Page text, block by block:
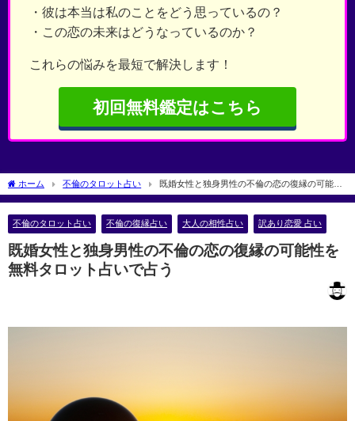
・彼は本当は私のことをどう思っているの？
・この恋の未来はどうなっているのか？
これらの悩みを最短で解決します！
初回無料鑑定はこちら
ホーム 不倫のタロット占い
既婚女性と独身男性の不倫の恋の復縁の可能性
を無料タロット占いで占う
不倫のタロット占い 不倫の復縁占い 大人の相性占い 訳あり恋愛 占い
既婚女性と独身男性の不倫の恋の復縁の可能性を
無料タロット占いで占う